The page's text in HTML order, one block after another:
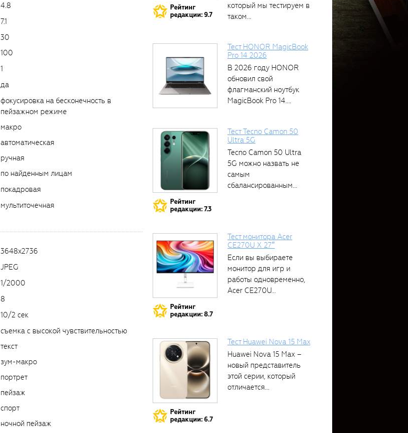
4.8
7.1
30
100
1
да
фокусировка на бесконечность в
пейзажном режиме
макро
автоматическая
ручная
по найденным лицам
покадровая
мультиточечная
3648x2736
JPEG
1/2000
8
10/2 сек
съемка с высокой чувствительностью
текст
зум-макро
портрет
пейзаж
спорт
ночной пейзаж
Рейтинг
редакции: 9.7
который мы тестируем в
таком...
Тест HONOR MagicBook
Pro 14 2026
В 2026 году HONOR
обновил свой
флагманский ноутбук
MagicBook Pro 14....
Рейтинг
редакции: 7.3
Тест Tecno Camon 50
Ultra 5G
Tecno Camon 50 Ultra
5G можно назвать не
самым
сбалансированным
Рейтинг
редакции: 8.7
Тест монитора Acer
CE270U X 27″
Если вы выбираете
монитор для игр и
работы одновременно,
Acer CE270U...
Рейтинг
редакции: 6.7
Тест Huawei Nova 15 Max
Huawei Nova 15 Max –
новый представитель
этой серии, который
отличается...